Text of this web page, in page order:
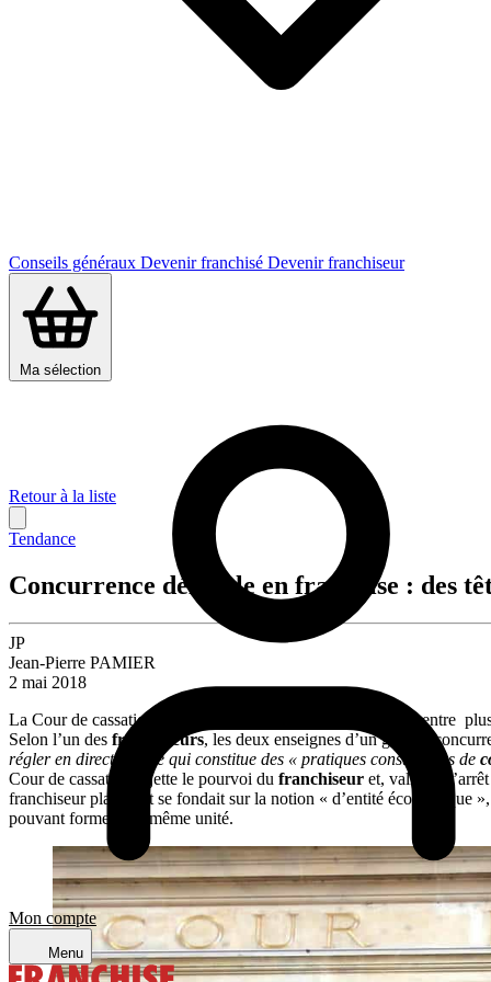
Conseils généraux Devenir franchisé Devenir franchiseur
Ma sélection
Mon compte
Menu
Retour à la liste
Tendance
Concurrence déloyale en franchise : des
JP
Jean-Pierre PAMIER
2 mai 2018
La Cour de cassation a tranché, le 14 février 2018, un litige entre
Selon l’un des franchiseurs, les deux enseignes d’un groupe
régler en direct». « Ce qui constitue des « pratiques constitutives de
Cour de cassation rejette le pourvoi du franchiseur et, validant
franchiseur plaignant se fondait sur la notion « d’entité économique
pouvant former une même unité.